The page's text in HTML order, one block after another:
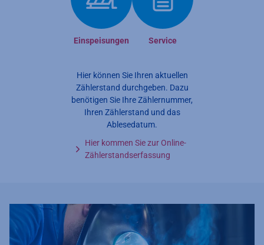
Einspeisungen Service
Hier können Sie Ihren aktuellen
Zählerstand durchgeben. Dazu
benötigen Sie Ihre Zählernummer,
Ihren Zählerstand und das
Ablesedatum.
Hier kommen Sie zur Online-
Zählerstandserfassung